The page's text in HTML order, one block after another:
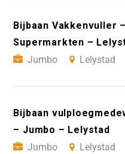
Bijbaan Vakkenvuller
Supermarkten –
Jumbo
Lelystad
Bijbaan
– Jumbo – Lelystad
Jumbo
Lelystad